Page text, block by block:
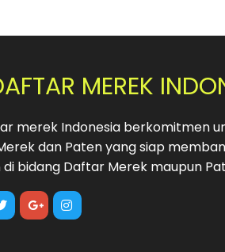
MEREK
merek Indonesia berkomitmen
dan Paten yang siap
di bidang Daftar Merek maupun